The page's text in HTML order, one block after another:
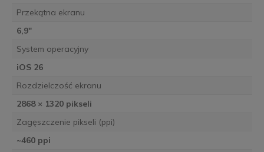
Przekątna ekranu
6,9″
System operacyjny
iOS 26
Rozdzielczość ekranu
2868 × 1320 pikseli
Zagęszczenie pikseli (ppi)
~460 ppi